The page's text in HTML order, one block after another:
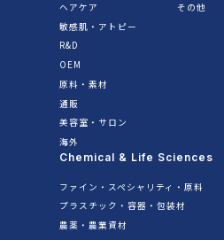
ヘアケア
敏感肌・アトピー
R&D
OEM
原料・素材
通販
美容室・サロン
海外
その他
Chemical & Life Sciences
ファイン・スペシャリティ・原料
プラスチック・容器・包装材
農薬・農業資材